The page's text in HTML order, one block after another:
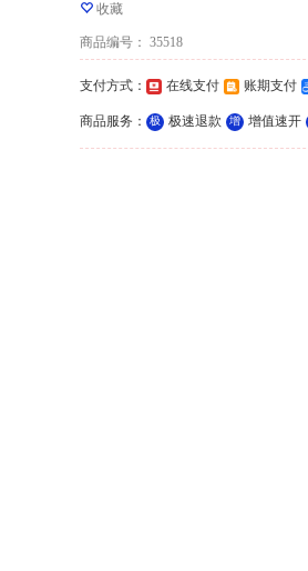
收藏
商品编号 ： 35518
支付方式 ： 在线支付 账期支付
商品服务 ： 极 极速退款 增 增值速开